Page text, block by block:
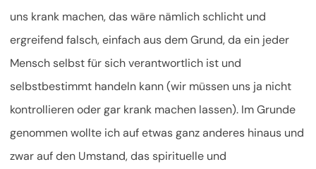
uns krank machen, das wäre nämlich schlicht und
ergreifend falsch, einfach aus dem Grund, da ein jeder
Mensch selbst für sich verantwortlich ist und
selbstbestimmt handeln kann (wir müssen uns ja nicht
kontrollieren oder gar krank machen lassen). Im Grunde
genommen wollte ich auf etwas ganz anderes hinaus und
zwar auf den Umstand, das spirituelle und